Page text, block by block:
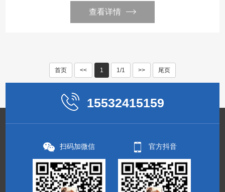
查看详情
首页 << 1 1/1 >> 尾页
15532415159
扫码加微信 官方抖音